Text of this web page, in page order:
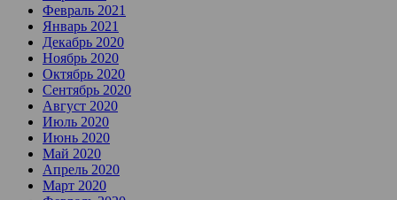
Февраль 2021
Январь 2021
Декабрь 2020
Ноябрь 2020
Октябрь 2020
Сентябрь 2020
Август 2020
Июль 2020
Июнь 2020
Май 2020
Апрель 2020
Март 2020